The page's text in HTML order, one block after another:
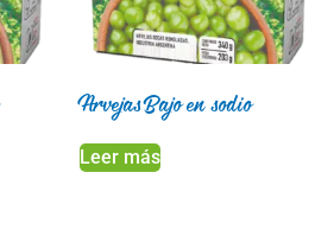
Arvejas Bajo en sodio
Leer más